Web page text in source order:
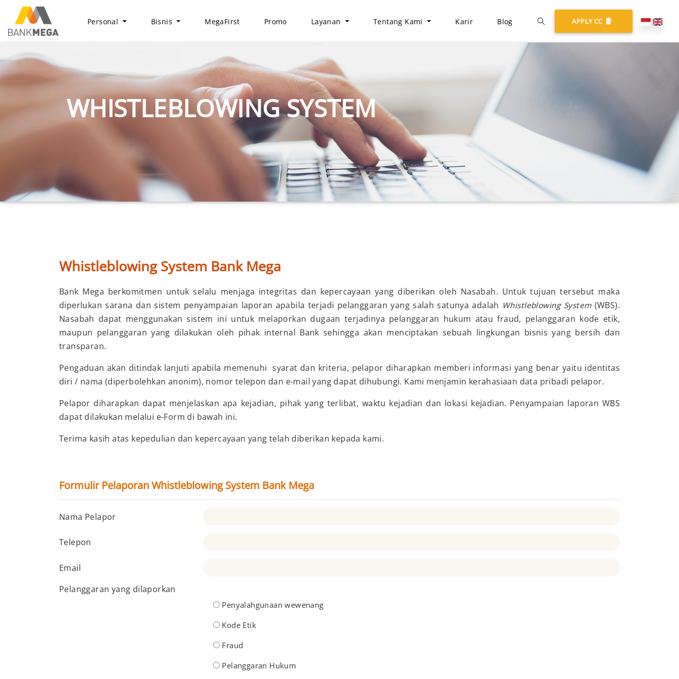
Personal Bisnis MegaFirst Promo Layanan Tentang Kami Karir Blog APPLY CC
WHISTLEBLOWING SYSTEM
Whistleblowing System Bank Mega
Bank Mega berkomitmen untuk selalu menjaga integritas dan kepercayaan yang diberikan oleh Nasabah. Untuk tujuan tersebut maka
diperlukan sarana dan sistem penyampaian laporan apabila terjadi pelanggaran yang salah satunya adalah Whistleblowing System(WBS).
Nasabah dapat menggunakan sistem ini untuk melaporkan dugaan terjadinya pelanggaran hukum atau fraud, pelanggaran kode etik,
maupun pelanggaran yang dilakukan oleh pihak internal Bank sehingga akan menciptakan sebuah lingkungan bisnis yang bersih dan
transparan.
Pengaduan akan ditindak lanjuti apabila memenuhi syarat dan kriteria, pelapor diharapkan memberi informasi yang benar yaitu identitas
diri / nama (diperbolehkan anonim), nomor telepon dan e-mail yang dapat dihubungi. Kami menjamin kerahasiaan data pribadi pelapor.
Pelapor diharapkan dapat menjelaskan apa kejadian, pihak yang terlibat, waktu kejadian dan lokasi kejadian. Penyampaian laporan WBS
dapat dilakukan melalui e-Form di bawah ini.
Terima kasih atas kepedulian dan kepercayaan yang telah diberikan kepada kami.
Formulir Pelaporan Whistleblowing System Bank Mega
Nama Pelapor
Telepon
Email
Pelanggaran yang dilaporkan
Penyalahgunaan wewenang
Kode Etik
Fraud
Pelanggaran Hukum